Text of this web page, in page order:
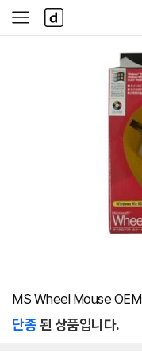
사
이
다
나
와
MS Wheel Mouse OEM
단종된 상품입니다.